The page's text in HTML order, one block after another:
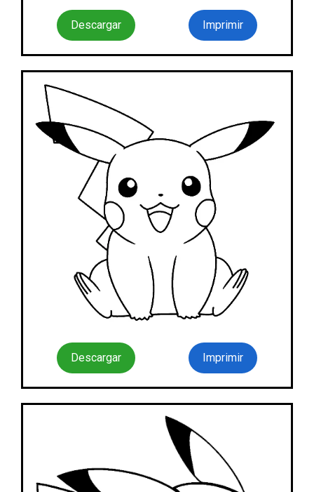
Descargar Imprimir
Descargar Imprimir